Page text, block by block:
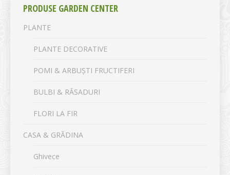
PRODUSE GARDEN CENTER
PLANTE
PLANTE DECORATIVE
POMI & ARBUȘTI FRUCTIFERI
BULBI & RĂSADURI
FLORI LA FIR
CASA & GRĂDINA
Ghivece